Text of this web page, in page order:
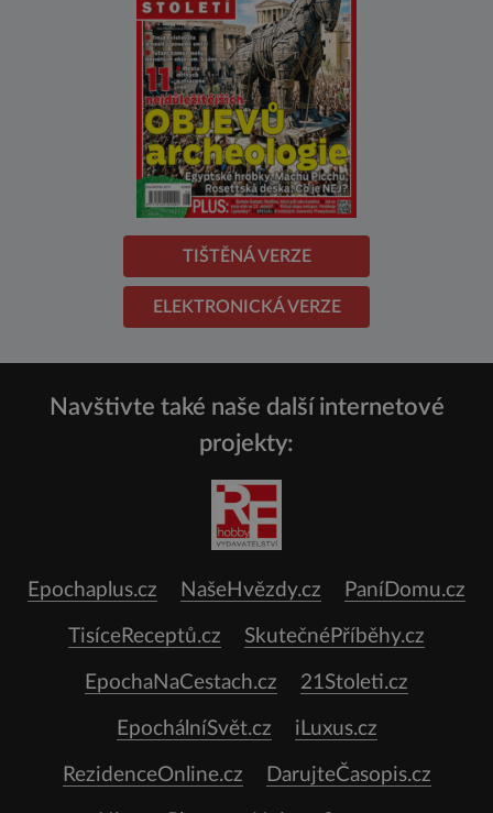
TIŠTĚNÁ VERZE
ELEKTRONICKÁ VERZE
Navštivte také naše další internetové
projekty:
Epochaplus.cz NašeHvězdy.cz PaníDomu.cz
TisíceReceptů.cz SkutečnéPříběhy.cz
EpochaNaCestach.cz 21Stoleti.cz
EpochálníSvět.cz iLuxus.cz
RezidenceOnline.cz DarujteČasopis.cz